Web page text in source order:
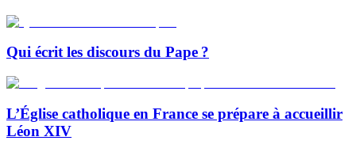
Qui écrit les discours du Pape ?
L’Église catholique en France se prépare à accueillir
Léon XIV